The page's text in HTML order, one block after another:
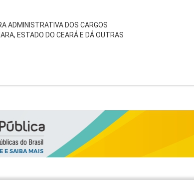
ADMINISTRATIVA DOS CARGOS
ESTADO DO CEARÁ E DÁ OUTRAS